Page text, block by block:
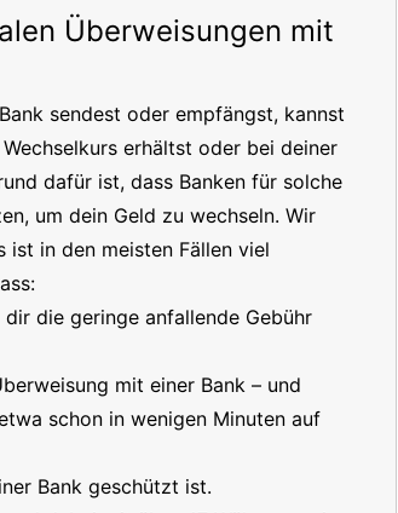
Überweisungen mit
sendest oder empfängst, kannst
erhältst oder bei deiner
dafür ist, dass Banken für solche
um dein Geld zu wechseln. Wir
ist in den meisten Fällen viel
die geringe anfallende Gebühr
mit einer Bank – und
schon in wenigen Minuten auf
Bank geschützt ist.